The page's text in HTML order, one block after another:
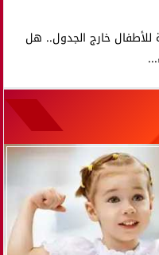
خارج الجدول.. هل